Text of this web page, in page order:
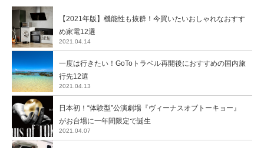
【2021年版】機能性も抜群！今買いたいおしゃれなおすす
め家電12選
2021.04.14
一度は行きたい！GoToトラベル再開後におすすめの国内旅
行先12選
2021.04.13
日本初！“体験型”公演劇場『ヴィーナスオブトーキョー』
がお台場に一年間限定で誕生
2021.04.07